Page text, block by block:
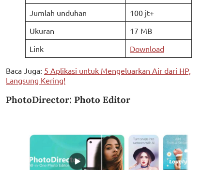
Jumlah unduhan
100 jt+
Ukuran
17 MB
Link
Download
Baca Juga: 5 Aplikasi untuk Mengeluarkan Air dari HP,
Langsung Kering!
PhotoDirector: Photo Editor